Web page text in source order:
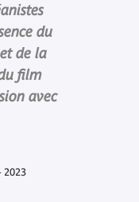
du
de la
film
avec
2023